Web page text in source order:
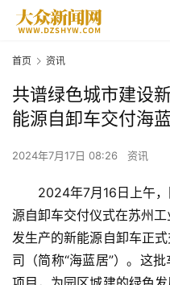
首页 资讯
共谱绿色城市建设
能源自卸车交付海
2024年7月17日 08:26 资讯
2024年7月16日上午
源自卸车交付仪式在苏州
发生产的新能源自卸车正
司（简称“海蓝居”）。这